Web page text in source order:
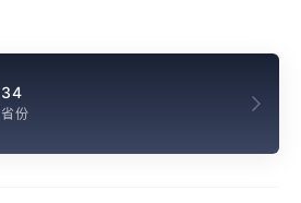
34
省份